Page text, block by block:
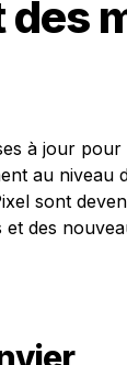
à jour
au niveau
sont
des